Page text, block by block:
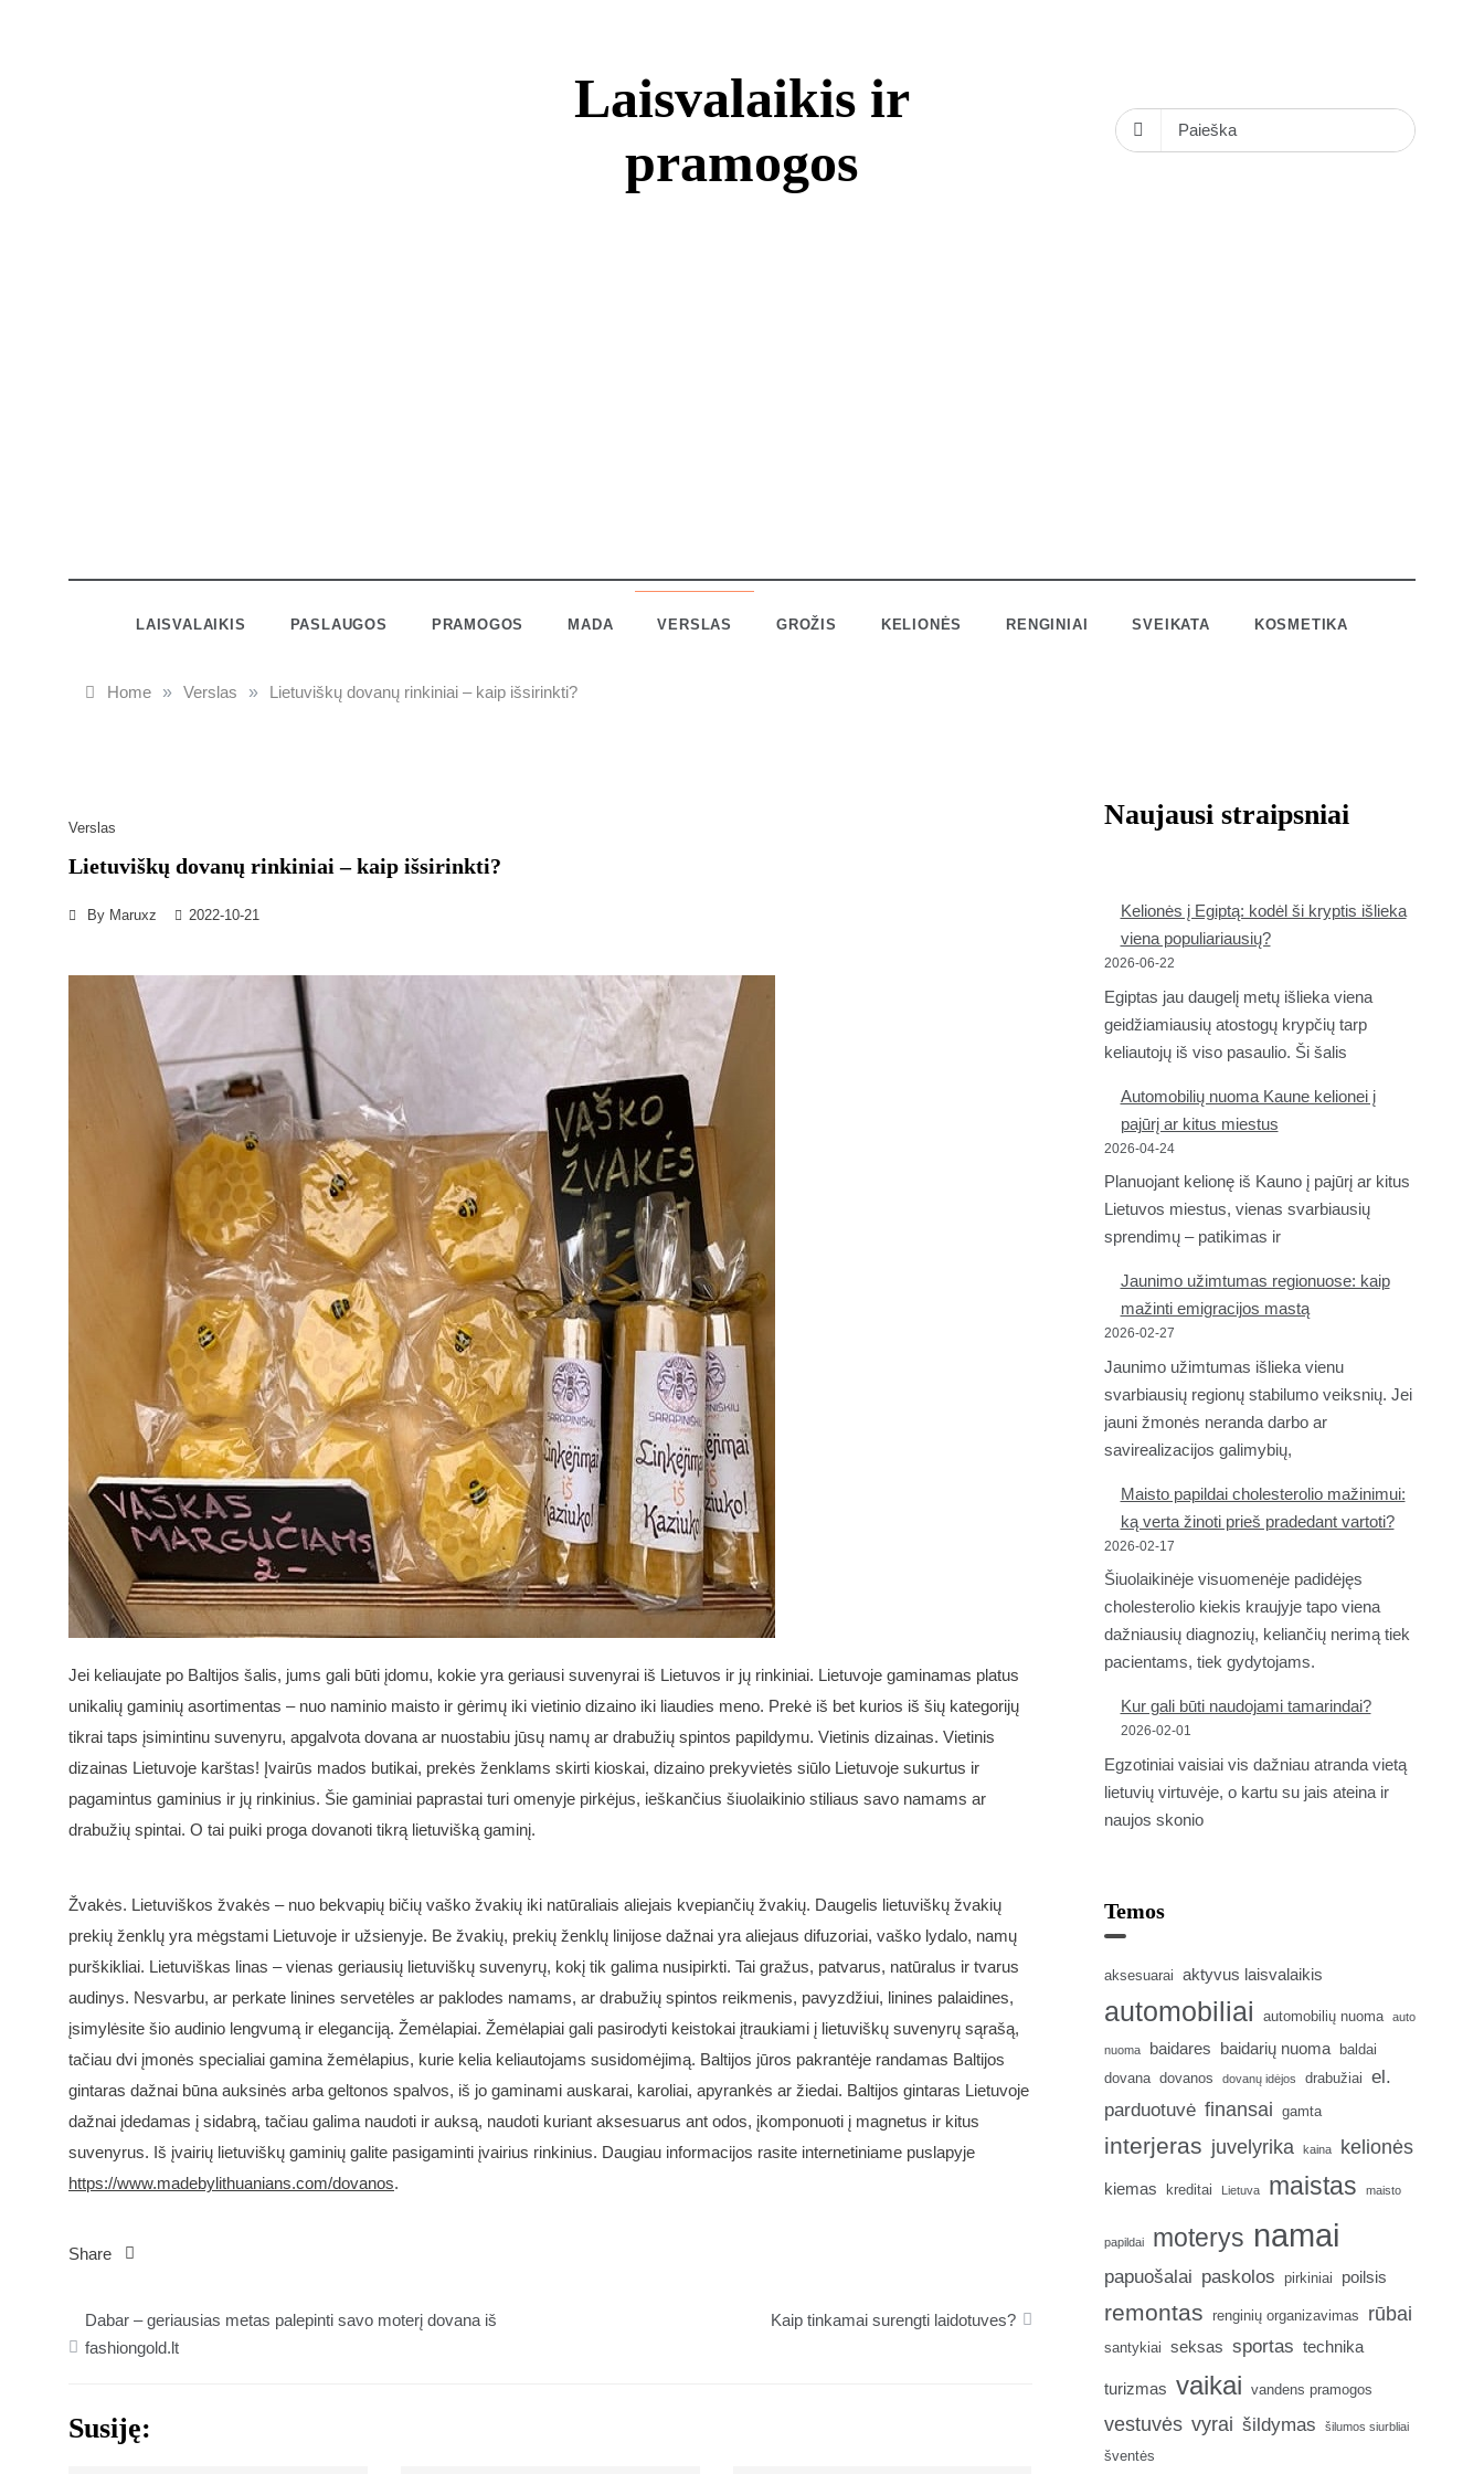
Laisvalaikis ir
pramogos
LAISVALAIKIS PASLAUGOS PRAMOGOS MADA VERSLAS GROŽIS KELIONĖS RENGINIAI SVEIKATA KOSMETIKA
Home » Verslas » Lietuviškų dovanų rinkiniai – kaip išsirinkti?
Verslas
Lietuviškų dovanų rinkiniai – kaip išsirinkti?
By Maruxz 2022-10-21
Jei keliaujate po Baltijos šalis, jums gali būti įdomu, kokie yra geriausi suvenyrai iš Lietuvos ir jų rinkiniai. Lietuvoje gaminamas platus
unikalių gaminių asortimentas – nuo ​​naminio maisto ir gėrimų iki vietinio dizaino iki liaudies meno. Prekė iš bet kurios iš šių kategorijų
tikrai taps įsimintinu suvenyru, apgalvota dovana ar nuostabiu jūsų namų ar drabužių spintos papildymu. Vietinis dizainas. Vietinis
dizainas Lietuvoje karštas! Įvairūs mados butikai, prekės ženklams skirti kioskai, dizaino prekyvietės siūlo Lietuvoje sukurtus ir
pagamintus gaminius ir jų rinkinius. Šie gaminiai paprastai turi omenyje pirkėjus, ieškančius šiuolaikinio stiliaus savo namams ar
drabužių spintai. O tai puiki proga dovanoti tikrą lietuvišką gaminį.
Žvakės. Lietuviškos žvakės – nuo ​​bekvapių bičių vaško žvakių iki natūraliais aliejais kvepiančių žvakių. Daugelis lietuviškų žvakių
prekių ženklų yra mėgstami Lietuvoje ir užsienyje. Be žvakių, prekių ženklų linijose dažnai yra aliejaus difuzoriai, vaško lydalo, namų
purškikliai. Lietuviškas linas – vienas geriausių lietuviškų suvenyrų, kokį tik galima nusipirkti. Tai gražus, patvarus, natūralus ir tvarus
audinys. Nesvarbu, ar perkate linines servetėles ar paklodes namams, ar drabužių spintos reikmenis, pavyzdžiui, linines palaidines,
įsimylėsite šio audinio lengvumą ir eleganciją. Žemėlapiai. Žemėlapiai gali pasirodyti keistokai įtraukiami į lietuviškų suvenyrų sąrašą,
tačiau dvi įmonės specialiai gamina žemėlapius, kurie kelia keliautojams susidomėjimą. Baltijos jūros pakrantėje randamas Baltijos
gintaras dažnai būna auksinės arba geltonos spalvos, iš jo gaminami auskarai, karoliai, apyrankės ar žiedai. Baltijos gintaras Lietuvoje
dažnai įdedamas į sidabrą, tačiau galima naudoti ir auksą, naudoti kuriant aksesuarus ant odos, įkomponuoti į magnetus ir kitus
suvenyrus. Iš įvairių lietuviškų gaminių galite pasigaminti įvairius rinkinius. Daugiau informacijos rasite internetiniame puslapyje
https://www.madebylithuanians.com/dovanos.
Share
tarp
Dabar – geriausias metas palepinti savo moterį dovana iš
fashiongold.lt
Kaip tinkamai surengti laidotuves?
Susiję:
Naujausi straipsniai
Kelionės į Egiptą: kodėl ši kryptis išlieka
viena populiariausių?
2026-06-22
Egiptas jau daugelį metų išlieka viena
geidžiamiausių atostogų krypčių tarp
keliautojų iš viso pasaulio. Ši šalis
Automobilių nuoma Kaune kelionei į
pajūrį ar kitus miestus
2026-04-24
Planuojant kelionę iš Kauno į pajūrį ar kitus
Lietuvos miestus, vienas svarbiausių
sprendimų – patikimas ir
Jaunimo užimtumas regionuose: kaip
mažinti emigracijos mastą
2026-02-27
Jaunimo užimtumas išlieka vienu
svarbiausių regionų stabilumo veiksnių. Jei
jauni žmonės neranda darbo ar
savirealizacijos galimybių,
Maisto papildai cholesterolio mažinimui:
ką verta žinoti prieš pradedant vartoti?
2026-02-17
Šiuolaikinėje visuomenėje padidėjęs
cholesterolio kiekis kraujyje tapo viena
dažniausių diagnozių, keliančių nerimą tiek
pacientams, tiek gydytojams.
Kur gali būti naudojami tamarindai?
2026-02-01
Egzotiniai vaisiai vis dažniau atranda vietą
lietuvių virtuvėje, o kartu su jais ateina ir
naujos skonio
Temos
aksesuarai aktyvus laisvalaikis
automobiliai automobilių nuoma auto
nuoma baidares baidarių nuoma
baldai
dovana dovanos dovanų idėjos drabužiai el.
parduotuvė finansai gamta
interjeras juvelyrika kaina kelionės
kiemas kreditai Lietuva maistas maisto
papildai moterys namai
papuošalai paskolos pirkiniai poilsis
remontas renginių organizavimas rūbai
santykiai seksas sportas technika
turizmas vaikai vandens pramogos
vestuvės vyrai šildymas šilumos siurbliai
šventės